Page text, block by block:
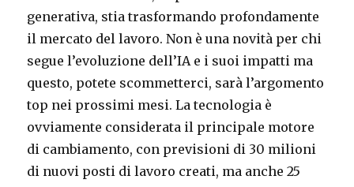
generativa, stia trasformando profondamente
il mercato del lavoro. Non è una novità per chi
segue l’evoluzione dell’IA e i suoi impatti ma
questo, potete scommetterci, sarà l’argomento
top nei prossimi mesi. La tecnologia è
ovviamente considerata il principale motore
di cambiamento, con previsioni di 30 milioni
di nuovi posti di lavoro creati, ma anche 25